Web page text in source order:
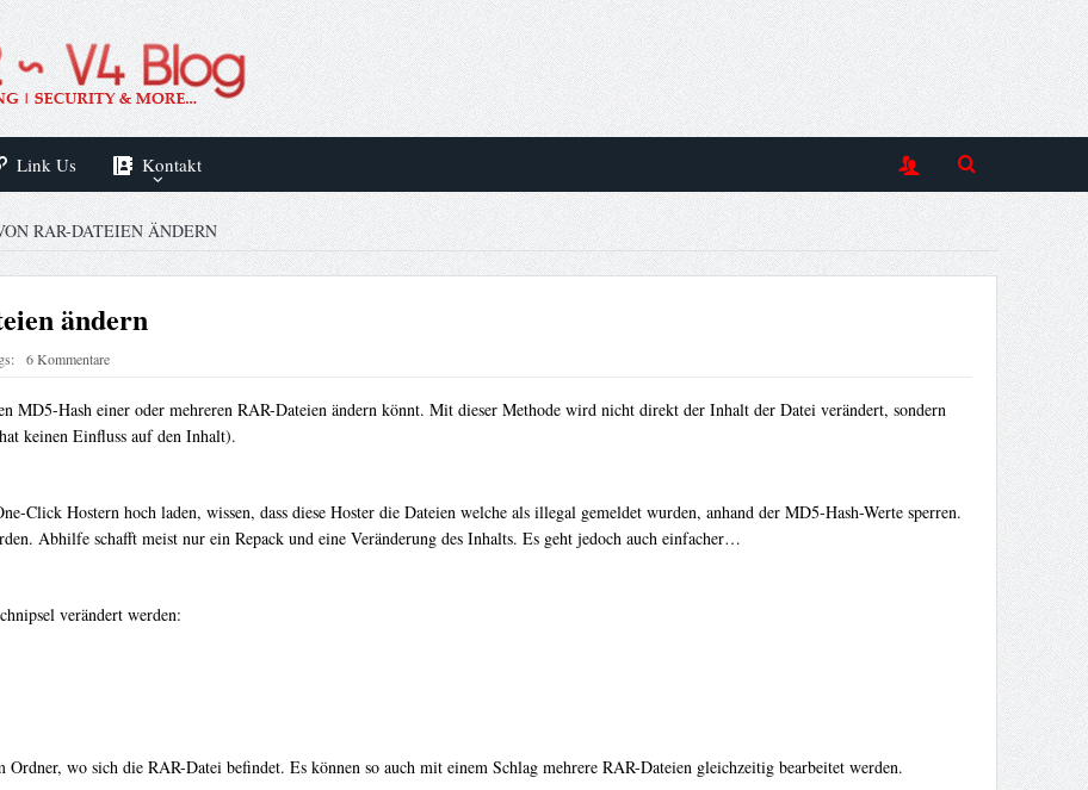
Link Us Kontakt
RAR-DATEIEN ÄNDERN
ändern
6 Kommentare
MD5-Hash einer oder mehreren RAR-Dateien ändern könnt. Mit dieser Methode wird nicht direkt der Inhalt der Datei verändert, sondern
keinen Einfluss auf den Inhalt).
Click Hostern hoch laden, wissen, dass diese Hoster die Dateien welche als illegal gemeldet wurden, anhand der MD5-Hash-Werte sperren.
Abhilfe schafft meist nur ein Repack und eine Veränderung des Inhalts. Es geht jedoch auch einfacher…
verändert werden:
wo sich die RAR-Datei befindet. Es können so auch mit einem Schlag mehrere RAR-Dateien gleichzeitig bearbeitet werden.